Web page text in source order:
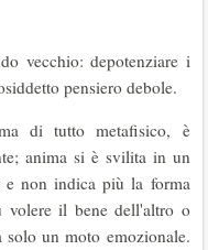
vecchio: depotenziare i
pensiero debole.
di tutto metafisico, è
anima si è svilita in un
non indica più la forma
volere il bene dell'altro o
un moto emozionale.